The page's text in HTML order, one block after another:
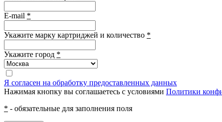
E-mail *
Укажите марку картриджей и количество *
Укажите город *
Я согласен на обработку предоставленных данных
Нажимая кнопку вы соглашаетесь с условиями Политики
* - обязательные для заполнения поля